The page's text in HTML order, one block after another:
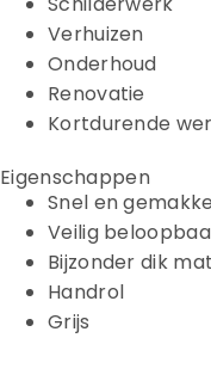
Verhuizen
Onderhoud
Renovatie
Kortdurende
Eigenschappen
Snel en
Veilig
Bijzonder dik
Handrol
Grijs